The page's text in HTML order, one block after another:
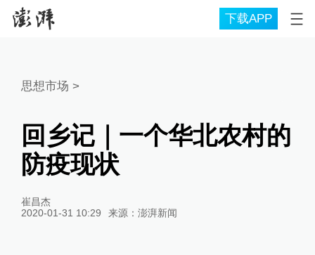
下载APP
思想市场 >
回乡记｜一个华北农村的
防疫现状
崔昌杰
2020-01-31 10:29
来源： 澎湃新闻